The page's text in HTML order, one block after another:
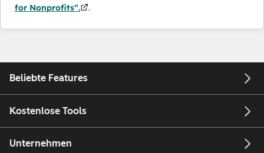
for Nonprofits“.
.
Beliebte Features
Kostenlose Tools
Unternehmen